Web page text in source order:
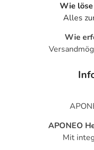
Wie löse
Alles
Wie
APONEO
Mit